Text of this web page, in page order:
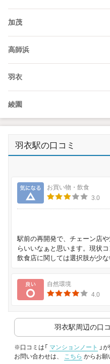
加茂
高師浜
羽衣
綾園
羽衣駅の口コミ
気になる
お買い物・飲食
3.0
駅前の再開発で、チェーン店
らいいなぁと思います。現状
飲食店に関しては選択肢が少な
良い
自然環境
4.0
羽衣駅周辺の口
※口コミは「 マンションノート
」
お問い合わせは、 こちら からお願